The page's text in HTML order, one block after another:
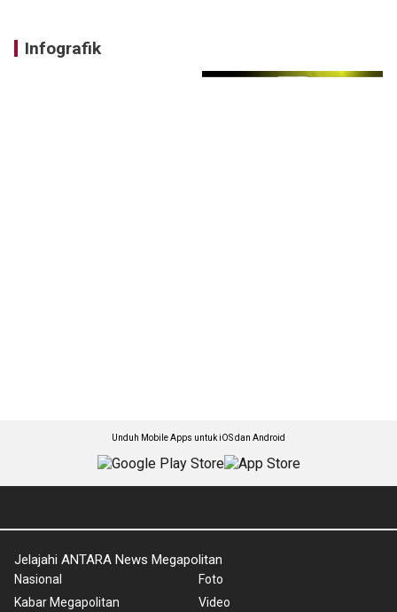
Infografik
Unduh Mobile Apps untuk iOS dan Android
Jelajahi ANTARA News Megapolitan
Nasional
Kabar Megapolitan
Foto
Video